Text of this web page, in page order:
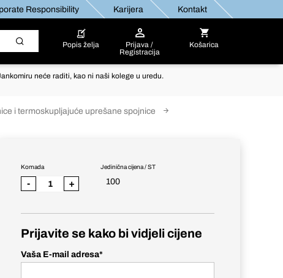
Responsibility Karijera Kontakt
Popis želja
Prijava /
Registracija
Košarica
neće raditi, kao ni naši kolege u uredu.
i termoskupljajuće uprešane spojnice
Jedinična cijena / ST
100
Komada
- +
Prijavite se kako bi vidjeli cijene
Vaša E-mail adresa*